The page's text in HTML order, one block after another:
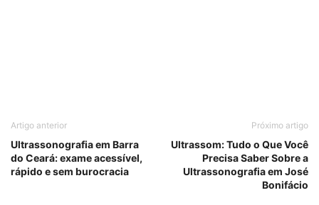
Artigo anterior
Ultrassonografia em Barra
do Ceará: exame acessível,
rápido e sem burocracia
Próximo artigo
Ultrassom: Tudo o Que Você
Precisa Saber Sobre a
Ultrassonografia em José
Bonifácio